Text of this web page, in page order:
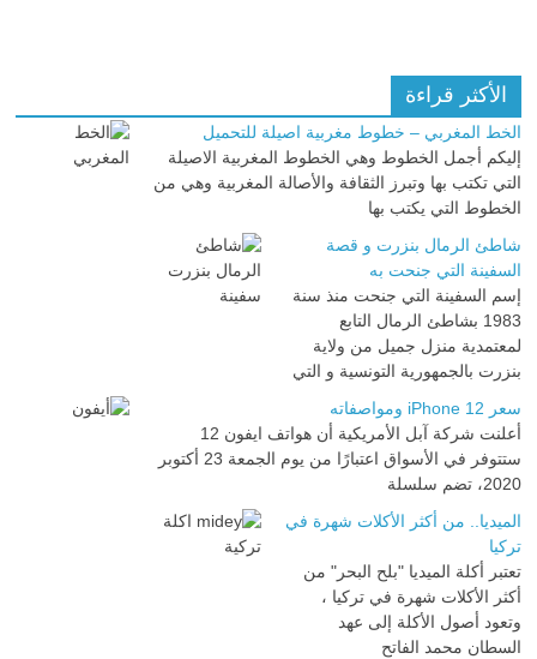
الأكثر قراءة
الخط المغربي – خطوط مغربية اصيلة للتحميل
إليكم أجمل الخطوط وهي الخطوط المغربية الاصيلة
التي تكتب بها وتبرز الثقافة والأصالة المغربية وهي من
الخطوط التي يكتب بها
شاطئ الرمال بنزرت و قصة
السفينة التي جنحت به
إسم السفينة التي جنحت منذ سنة
1983 بشاطئ الرمال التابع
لمعتمدية منزل جميل من ولاية
بنزرت بالجمهورية التونسية و التي
سعر iPhone 12 ومواصفاته
أعلنت شركة آبل الأمريكية أن هواتف ايفون 12
ستتوفر في الأسواق اعتبارًا من يوم الجمعة 23 أكتوبر
2020، تضم سلسلة
الميديا.. من أكثر الأكلات شهرة في
تركيا
تعتبر أكلة الميديا "بلح البحر" من
أكثر الأكلات شهرة في تركيا ،
وتعود أصول الأكلة إلى عهد
السطان محمد الفاتح